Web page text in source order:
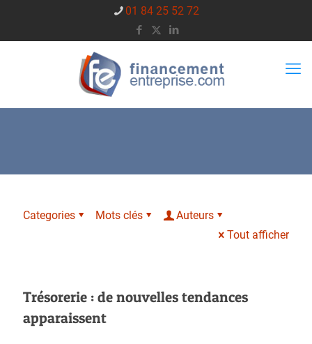
01 84 25 52 72
Categories Mots clés
Auteurs
Tout afficher
Trésorerie : de nouvelles tendances
apparaissent